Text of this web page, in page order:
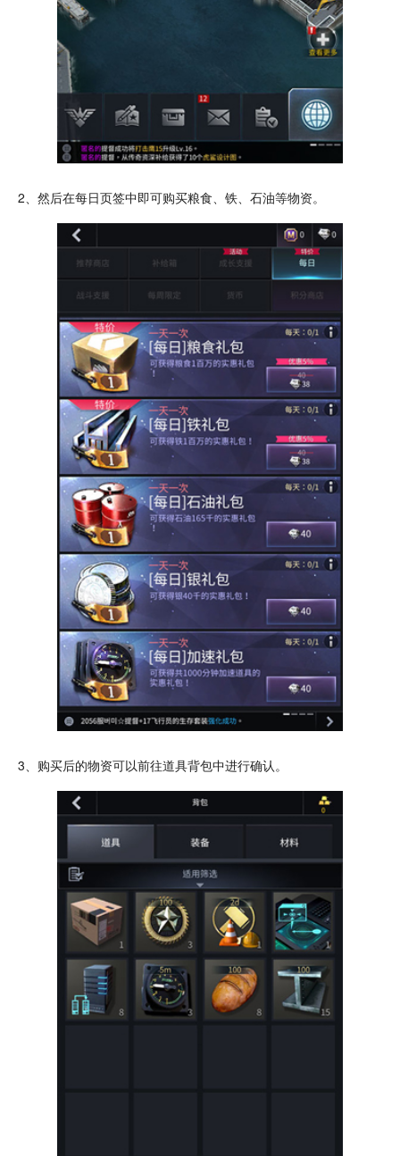
2、然后在每日页签中即可购买粮食、铁、石油等物资。
3、购买后的物资可以前往道具背包中进行确认。